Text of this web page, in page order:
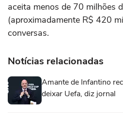
aceita menos de 70 milhões
(aproximadamente R$ 420
conversas.
Notícias relacionadas
Amante de Infantino
deixar Uefa, diz jornal